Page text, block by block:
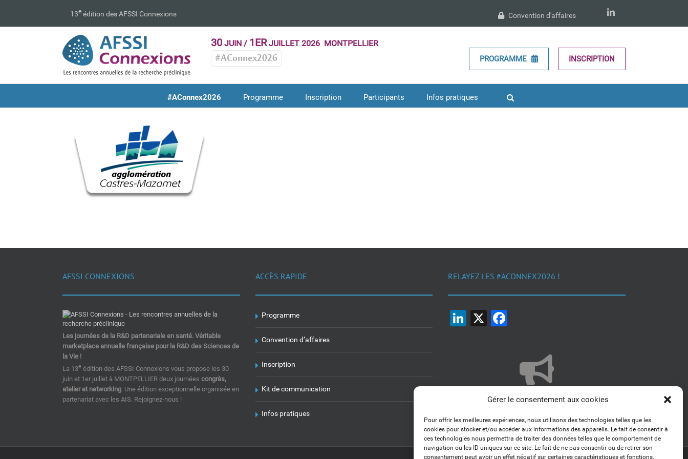
Gérer le consentement aux cookies
Pour offrir les meilleures expériences, nous utilisons des technologies telles que les
cookies pour stocker et/ou accéder aux informations des appareils. Le fait de consentir à
ces technologies nous permettra de traiter des données telles que le comportement de
navigation ou les ID uniques sur ce site. Le fait de ne pas consentir ou de retirer son
consentement peut avoir un effet négatif sur certaines caractéristiques et fonctions.
13e édition des AFSSI Connexions LinkedIn
Convention d'affaires
30 JUIN / 1ERJUILLET 2026 MONTPELLIER
#AConnex2026 PROGRAMME INSCRIPTION
#AConnex2026 Programme Inscription Participants Infos pratiques
AFSSI CONNEXIONS
Les journées de la R&D partenariale en santé. Véritable
marketplace annuelle française pour la R&D des Sciences de
la Vie !
La 13e édition des AFSSI Connexions vous propose les 30
juin et 1er juillet à MONTPELLIER deux journées congrès,
atelier et networking. Une édition exceptionnelle organisée en
partenariat avec les AIS. Rejoignez-nous !
ACCÈS RAPIDE
Programme
Convention d’affaires
Inscription
Kit de communication
Infos pratiques
RELAYEZ LES #ACONNEX2026 !
LinkedIn
X
1, 2, 3... Buzzez !